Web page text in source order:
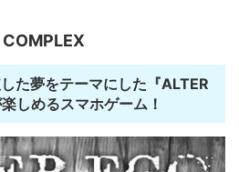
COMPLEX
た夢をテーマにした『ALTER
しめるスマホゲーム！